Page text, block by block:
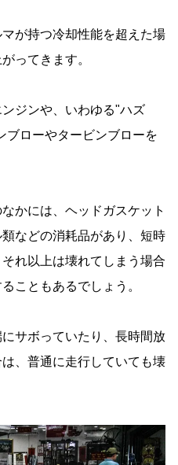
が持つ冷却性能を超えた場
ってきます。
ジンや、いわゆる"ハズ
ブローやタービンブローを
かには、ヘッドガスケット
などの消耗品があり、短時
れ以上は壊れてしまう場合
こともあるでしょう。
サボっていたり、長時間放
、普通に走行していても壊